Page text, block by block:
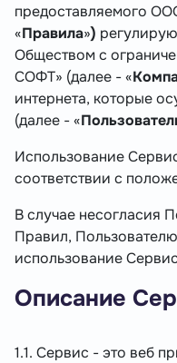
предоставляемого
«Правила»)
Обществом с
СОФТ» (далее - «
интернета, которые
(далее - «
Использование
соответствии с
В случае несогласия
Правил,
использование
Описание
1.1. Сервис - это веб